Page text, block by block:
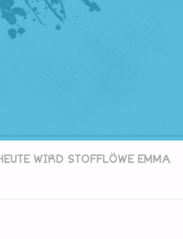
WIRD STOFFLÖWE EMMA